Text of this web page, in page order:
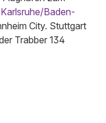
Karlsruhe/Baden-
City. Stuttgart
Trabber 134